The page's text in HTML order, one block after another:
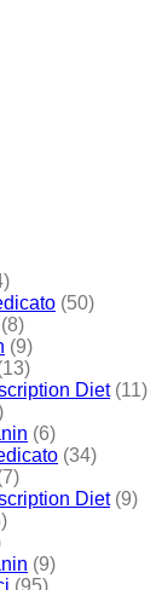
(50)
(8)
(9)
Diet (11)
(6)
(34)
Diet (9)
(9)
(95)